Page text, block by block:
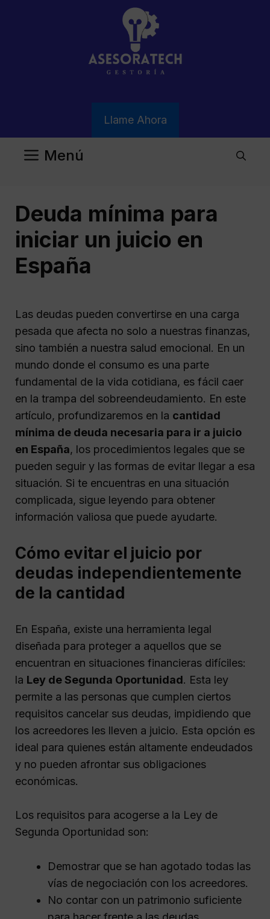
Llame Ahora
Menú
Deuda mínima para
iniciar un juicio en
España
Las deudas pueden convertirse en una carga
pesada que afecta no solo a nuestras finanzas,
sino también a nuestra salud emocional. En un
mundo donde el consumo es una parte
fundamental de la vida cotidiana, es fácil caer
en la trampa del sobreendeudamiento. En este
artículo, profundizaremos en la cantidad
mínima de deuda necesaria para ir a juicio
en España, los procedimientos legales que se
pueden seguir y las formas de evitar llegar a esa
situación. Si te encuentras en una situación
complicada, sigue leyendo para obtener
información valiosa que puede ayudarte.
Cómo evitar el juicio por
deudas independientemente
de la cantidad
En España, existe una herramienta legal
diseñada para proteger a aquellos que se
encuentran en situaciones financieras difíciles:
la Ley de Segunda Oportunidad. Esta ley
permite a las personas que cumplen ciertos
requisitos cancelar sus deudas, impidiendo que
los acreedores les lleven a juicio. Esta opción es
ideal para quienes están altamente endeudados
y no pueden afrontar sus obligaciones
económicas.
Los requisitos para acogerse a la Ley de
Segunda Oportunidad son:
Demostrar que se han agotado todas las
vías de negociación con los acreedores.
No contar con un patrimonio suficiente